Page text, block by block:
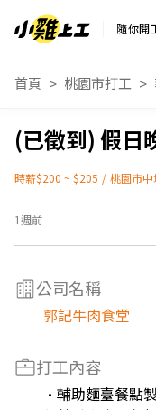
隨你開
首頁 桃園市打工
假日
時薪$200 ~ $205 / 桃園市中
1週前
公司名稱
郭記牛肉食堂
打工內容
•輔助麵臺餐點